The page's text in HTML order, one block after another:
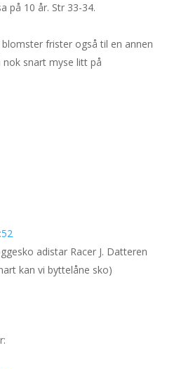
på 10 år. Str 33-34.
frister også til en annen
nok snart myse litt på
adistar Racer J. Datteren
kan vi byttelåne sko)